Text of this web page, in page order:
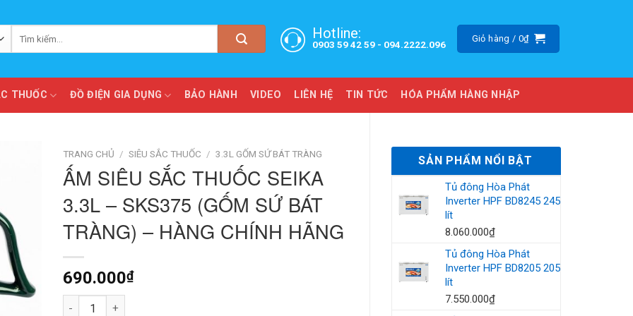
kiếm:
Hotline:
0903 59 42 59 - 094.2222.096
Giỏ hàng / 0₫
THUỐC ĐỒ ĐIỆN GIA DỤNG BẢO HÀNH VIDEO LIÊN HỆ TIN TỨC HÓA PHẨM HÀNG NHẬP
SẢN PHẨM NỔI BẬT
Tủ đông Hòa Phát
Inverter HPF BD8245 245
lít
8.060.000₫
Tủ đông Hòa Phát
Inverter HPF BD8205 205
lít
7.550.000₫
TRANG CHỦ / SIÊU SẮC THUỐC / 3.3L GỐM SỨ BÁT TRÀNG
ẤM SIÊU SẮC THUỐC SEIKA
3.3L – SKS375 (GỐM SỨ BÁT
TRÀNG) – HÀNG CHÍNH HÃNG
690.000₫
Ấm Siêu Sắc Thuốc Seika 3.3L - SKS375 (Gốm Sứ Bát Tràng) - Hàng chính hãng số lượng